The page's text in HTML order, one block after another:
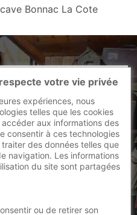
Bonnac La Cote
votre vie privée
expériences, nous
telles que les cookies
aux informations des
consentir à ces technologies
des données telles que
navigation. Les informations
du site sont partagées
ou de retirer son